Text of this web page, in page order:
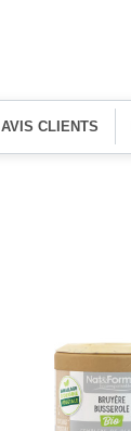
AVIS CLIENTS